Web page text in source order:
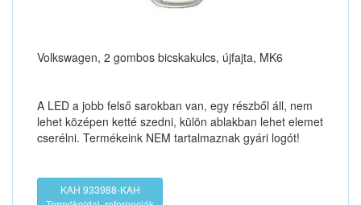
Volkswagen, 2 gombos bicskakulcs, újfajta, MK6
A LED a jobb felső sarokban van, egy részből áll, nem
lehet középen ketté szedni, külön ablakban lehet elemet
cserélni. Termékeink NEM tartalmaznak gyári logót!
KAH 933988-KAH